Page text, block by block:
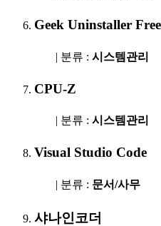
Geek Uninstaller Free
| 분류 : 시스템관리
CPU-Z
| 분류 : 시스템관리
Visual Studio Code
| 분류 : 문서/사무
샤나인코더